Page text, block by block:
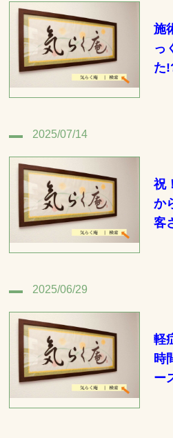
施
っ
た
2025/07/14
祝
か
客
2025/06/29
軽
時
ー